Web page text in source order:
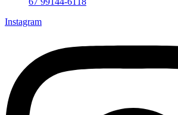
Instagram